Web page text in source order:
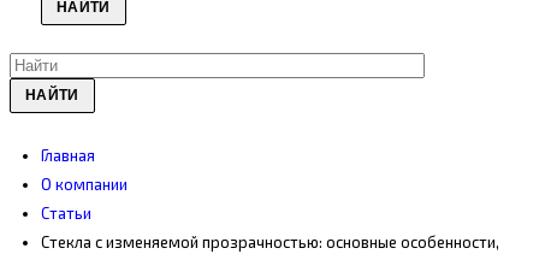
НАЙТИ
НАЙТИ
Главная
О компании
Статьи
Стекла с изменяемой прозрачностью: основные особенности,